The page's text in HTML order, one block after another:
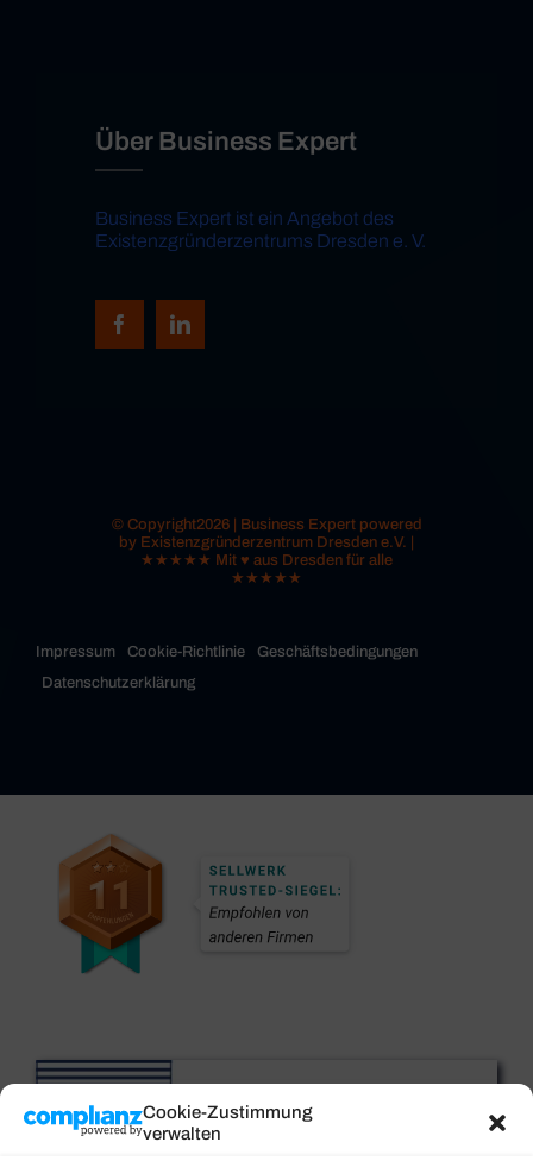
Cookie-Zustimmung
verwalten
Über Business Expert
Business Expert ist ein Angebot des
Existenzgründerzentrums Dresden e. V.
© Copyright2026 | Business Expert powered
by Existenzgründerzentrum Dresden e.V. |
★★★★★ Mit ♥ aus Dresden für alle
★★★★★
Impressum Cookie-Richtlinie
Geschäftsbedingungen
Datenschutzerklärung